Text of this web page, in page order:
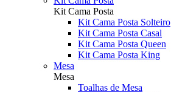
Kit Cama Posta
Kit Cama Posta Solteiro
Kit Cama Posta Casal
Kit Cama Posta Queen
Kit Cama Posta King
Mesa
Mesa
Toalhas de Mesa